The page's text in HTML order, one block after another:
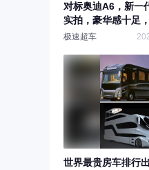
对标奥迪A6，新一
实拍，豪华感十足
气
极速超车
世界最贵房车排行